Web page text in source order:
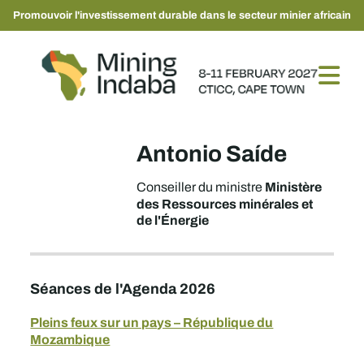
Promouvoir l'investissement durable dans le secteur minier africain
Antonio Saíde
Conseiller du ministreMinistère
des Ressources minérales et
de l'Énergie
Séances de l'Agenda 2026
Pleins feux sur un pays – République du
Mozambique